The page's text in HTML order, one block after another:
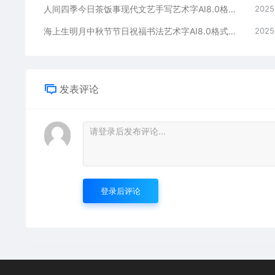
人间四季今日茶饭事现代文艺手写艺术字AI8.0格式激光打标文件通用矢量图
海上生明月中秋节节日祝福书法艺术字AI8.0格式激光打标文件通用矢量图
发表评论
登录后评论